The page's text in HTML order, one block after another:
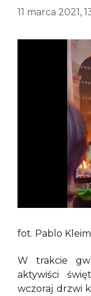
11 marca 2021,
fot. Pablo
W trakcie
aktywiści
wczoraj drzwi